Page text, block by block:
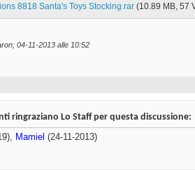
8818 Santa's Toys Stocking.rar‎ (10.89 MB, 57
04-11-2013 alle 10:52
ringraziano Lo Staff per questa discussione:
Mamiel (24-11-2013)